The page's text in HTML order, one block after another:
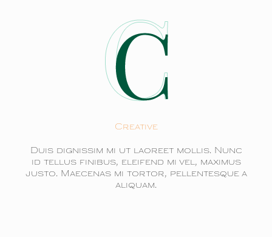
Creative
Duis dignissim mi ut laoreet mollis. Nunc
id tellus finibus, eleifend mi vel, maximus
justo. Maecenas mi tortor, pellentesque a
aliquam.